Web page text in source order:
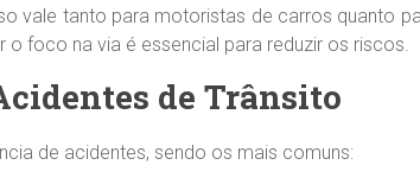
vale tanto para motoristas de carros quanto
foco na via é essencial para reduzir os riscos.
de Trânsito
de acidentes, sendo os mais comuns: